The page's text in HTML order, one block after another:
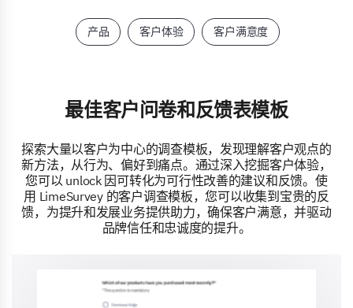
产品 客户体验 客户满意度
最佳客户问卷和反馈表模板
探索大量以客户为中心的调查模板，发现理解客户观点的
新方法，从行为、偏好到痛点。通过深入挖掘客户体验，
您可以 unlock 因可转化为可行性改善的建议和反馈。使
用 LimeSurvey 的客户调查模板，您可以收集到宝贵的反
馈，为提升和发展业务提供助力，确保客户满意，并驱动
品牌信任和忠诚度的提升。